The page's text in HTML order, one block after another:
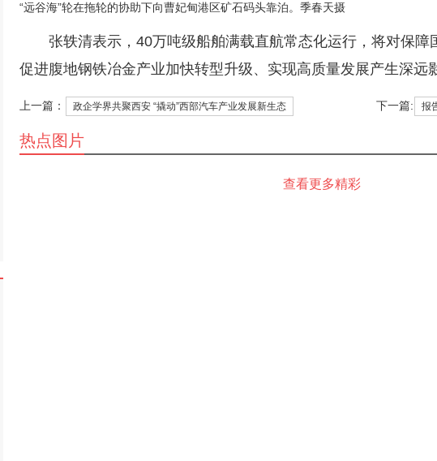
“远谷海”轮在拖轮的协助下向曹妃甸港区矿石码头靠泊。季春天摄
张轶清表示，40万吨级船舶满载直航常态化运行，将对保障
促进腹地钢铁冶金产业加快转型升级、实现高质量发展产生深远
上一篇： 政企学界共聚西安 “撬动”西部汽车产业发展新生态 下一篇: 报
热点图片
查看更多精彩